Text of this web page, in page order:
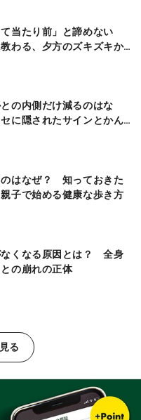
て当たり前」と諦めない
わる、夕方のズキズキか
の内側だけ減るのはな
に隠されたサインとかん
のはなぜ？ 知っておきた
子で始める健康な歩き方
なくなる原因とは？ 全身
の崩れの正体
る